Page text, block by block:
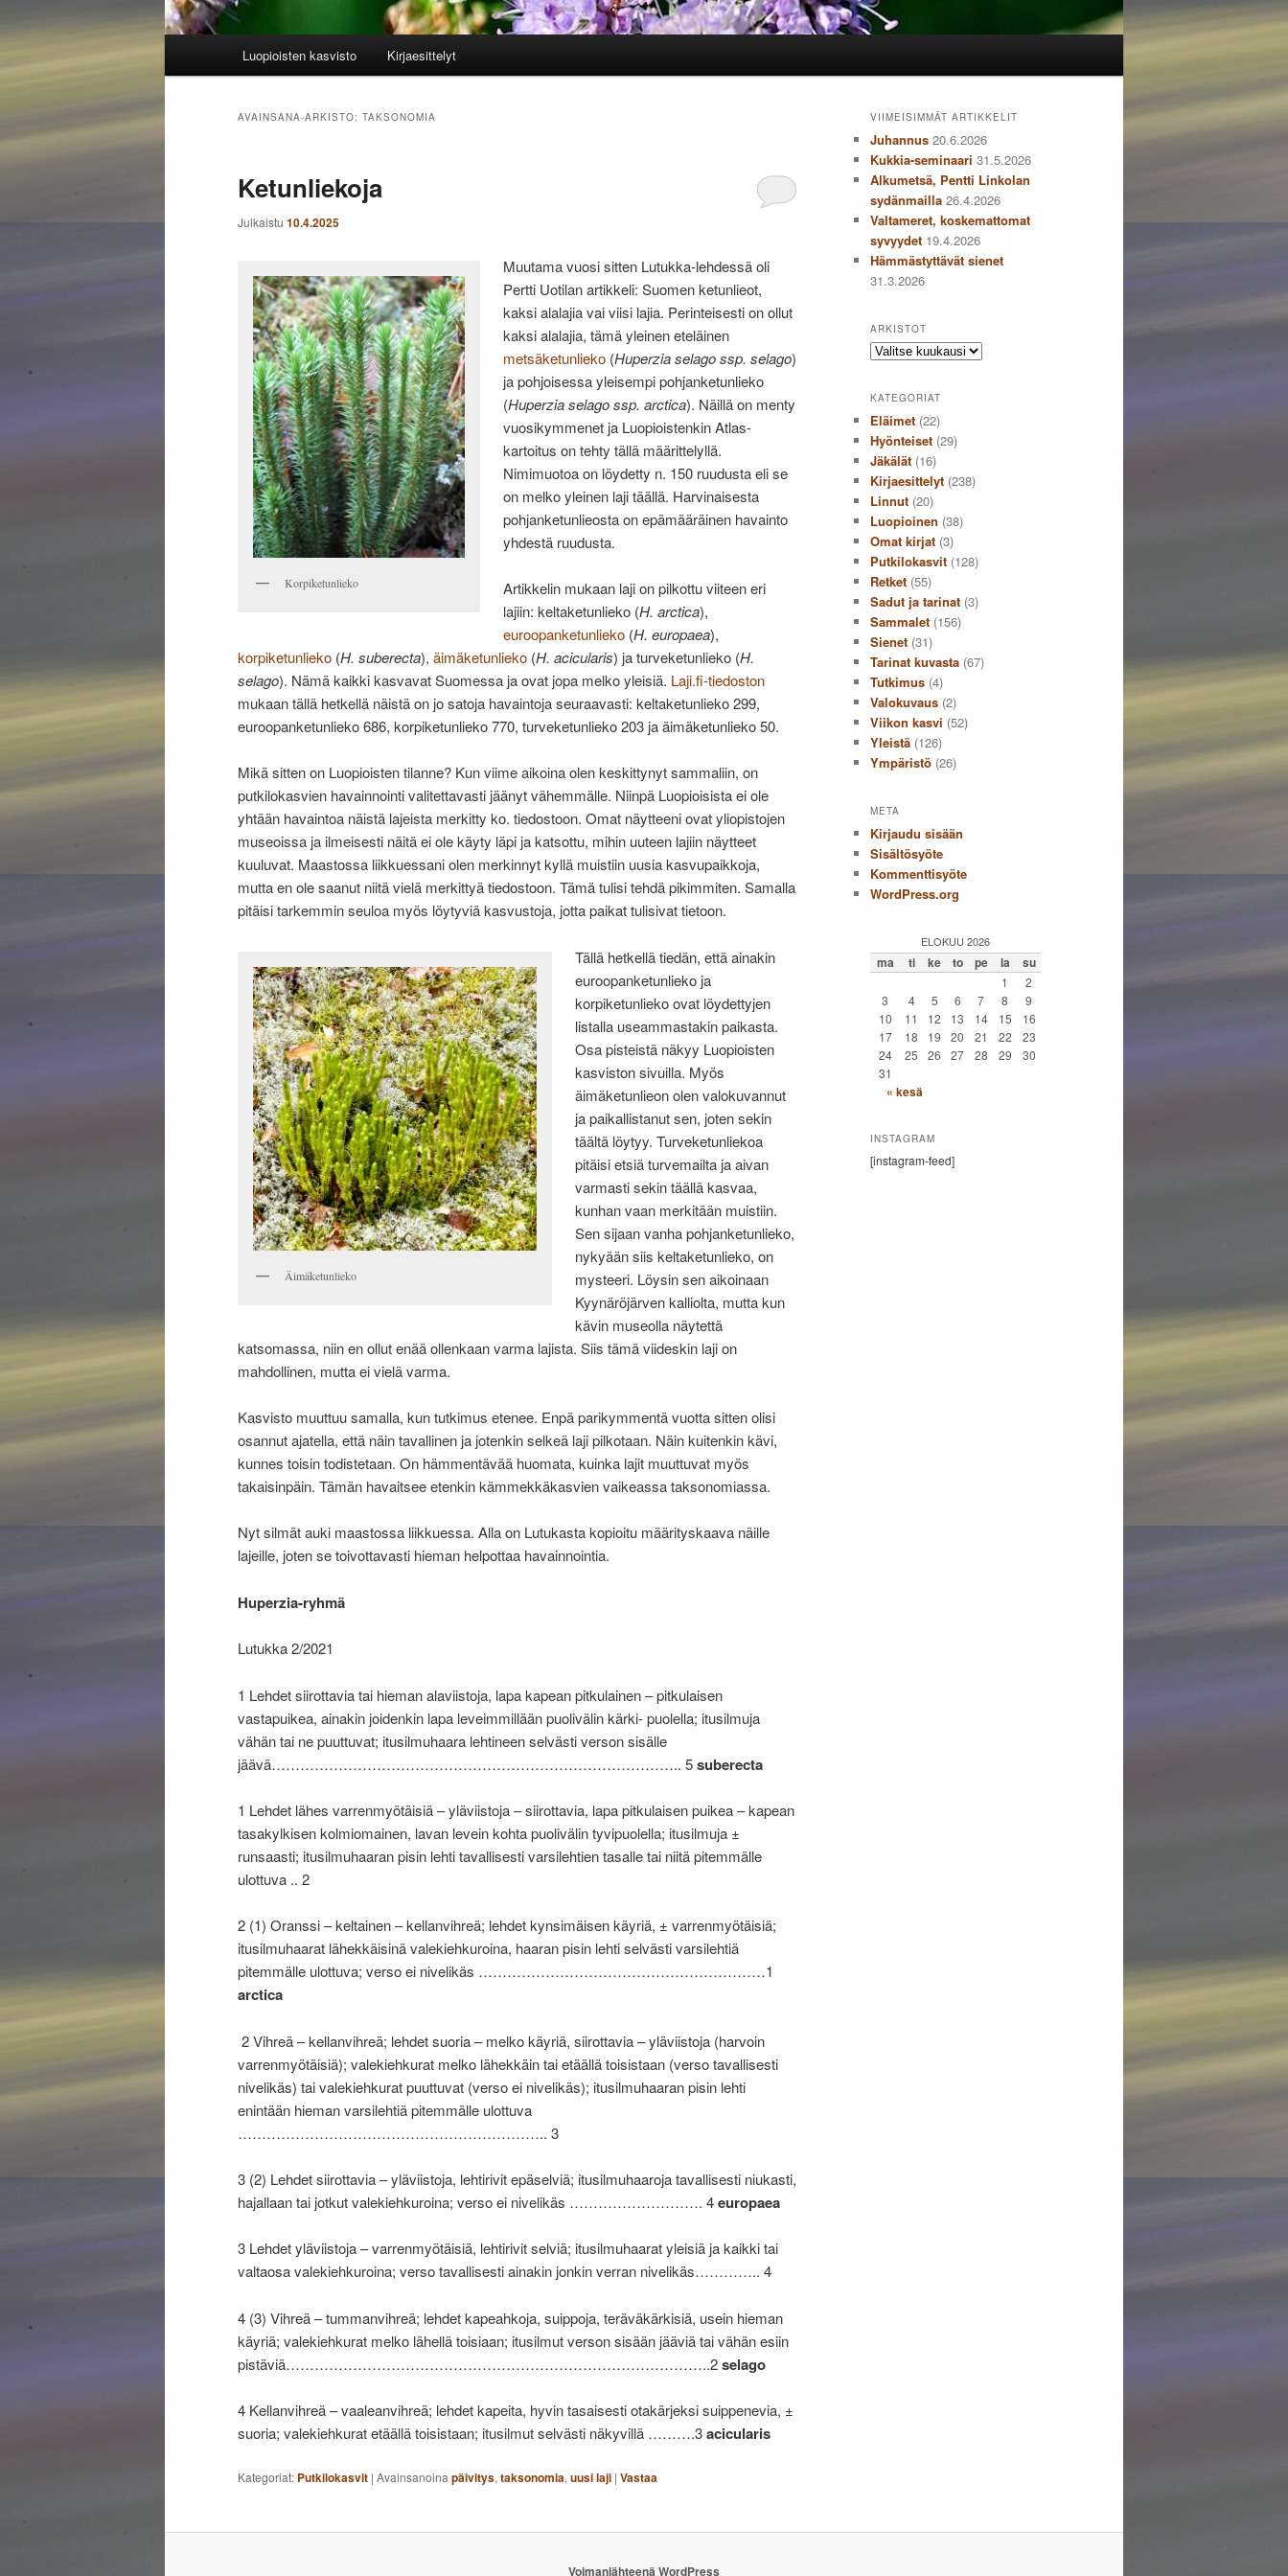
Luopioisten kasvisto Kirjaesittelyt
AVAINSANA-ARKISTO: TAKSONOMIA
Ketunliekoja
Julkaistu 10.4.2025
Korpiketunlieko
Muutama vuosi sitten Lutukka-lehdessä oli
Pertti Uotilan artikkeli: Suomen ketunlieot,
kaksi alalajia vai viisi lajia. Perinteisesti on ollut
kaksi alalajia, tämä yleinen eteläinen
metsäketunlieko (Huperzia selago ssp. selago)
ja pohjoisessa yleisempi pohjanketunlieko
(Huperzia selago ssp. arctica). Näillä on menty
vuosikymmenet ja Luopioistenkin Atlas-
kartoitus on tehty tällä määrittelyllä.
Nimimuotoa on löydetty n. 150 ruudusta eli se
on melko yleinen laji täällä. Harvinaisesta
pohjanketunlieosta on epämääräinen havainto
yhdestä ruudusta.
Artikkelin mukaan laji on pilkottu viiteen eri
lajiin: keltaketunlieko (H. arctica),
euroopanketunlieko (H. europaea),
korpiketunlieko (H. suberecta), äimäketunlieko (H. acicularis) ja turveketunlieko (H.
selago). Nämä kaikki kasvavat Suomessa ja ovat jopa melko yleisiä. Laji.fi-tiedoston
mukaan tällä hetkellä näistä on jo satoja havaintoja seuraavasti: keltaketunlieko 299,
euroopanketunlieko 686, korpiketunlieko 770, turveketunlieko 203 ja äimäketunlieko 50.
Mikä sitten on Luopioisten tilanne? Kun viime aikoina olen keskittynyt sammaliin, on
putkilokasvien havainnointi valitettavasti jäänyt vähemmälle. Niinpä Luopioisista ei ole
yhtään havaintoa näistä lajeista merkitty ko. tiedostoon. Omat näytteeni ovat yliopistojen
museoissa ja ilmeisesti näitä ei ole käyty läpi ja katsottu, mihin uuteen lajiin näytteet
kuuluvat. Maastossa liikkuessani olen merkinnyt kyllä muistiin uusia kasvupaikkoja,
mutta en ole saanut niitä vielä merkittyä tiedostoon. Tämä tulisi tehdä pikimmiten. Samalla
pitäisi tarkemmin seuloa myös löytyviä kasvustoja, jotta paikat tulisivat tietoon.
Äimäketunlieko
Tällä hetkellä tiedän, että ainakin
euroopanketunlieko ja
korpiketunlieko ovat löydettyjen
listalla useammastakin paikasta.
Osa pisteistä näkyy Luopioisten
kasviston sivuilla. Myös
äimäketunlieon olen valokuvannut
ja paikallistanut sen, joten sekin
täältä löytyy. Turveketunliekoa
pitäisi etsiä turvemailta ja aivan
varmasti sekin täällä kasvaa,
kunhan vaan merkitään muistiin.
Sen sijaan vanha pohjanketunlieko,
nykyään siis keltaketunlieko, on
mysteeri. Löysin sen aikoinaan
Kyynäröjärven kalliolta, mutta kun
kävin museolla näytettä
katsomassa, niin en ollut enää ollenkaan varma lajista. Siis tämä viideskin laji on
mahdollinen, mutta ei vielä varma.
Kasvisto muuttuu samalla, kun tutkimus etenee. Enpä parikymmentä vuotta sitten olisi
osannut ajatella, että näin tavallinen ja jotenkin selkeä laji pilkotaan. Näin kuitenkin kävi,
kunnes toisin todistetaan. On hämmentävää huomata, kuinka lajit muuttuvat myös
takaisinpäin. Tämän havaitsee etenkin kämmekkäkasvien vaikeassa taksonomiassa.
Nyt silmät auki maastossa liikkuessa. Alla on Lutukasta kopioitu määrityskaava näille
lajeille, joten se toivottavasti hieman helpottaa havainnointia.
Huperzia-ryhmä
Lutukka 2/2021
1 Lehdet siirottavia tai hieman alaviistoja, lapa kapean pitkulainen – pitkulaisen
vastapuikea, ainakin joidenkin lapa leveimmillään puolivälin kärki- puolella; itusilmuja
vähän tai ne puuttuvat; itusilmuhaara lehtineen selvästi verson sisälle
jäävä………………………………………………………………………….. 5suberecta
1 Lehdet lähes varrenmyötäisiä – yläviistoja – siirottavia, lapa pitkulaisen puikea – kapean
tasakylkisen kolmiomainen, lavan levein kohta puolivälin tyvipuolella; itusilmuja ±
runsaasti; itusilmuhaaran pisin lehti tavallisesti varsilehtien tasalle tai niitä pitemmälle
ulottuva .. 2
2 (1) Oranssi – keltainen – kellanvihreä; lehdet kynsimäisen käyriä, ± varrenmyötäisiä;
itusilmuhaarat lähekkäisinä valekiehkuroina, haaran pisin lehti selvästi varsilehtiä
pitemmälle ulottuva; verso ei nivelikäs ……………………………………………………1
arctica
2 Vihreä – kellanvihreä; lehdet suoria – melko käyriä, siirottavia – yläviistoja (harvoin
varrenmyötäisiä); valekiehkurat melko lähekkäin tai etäällä toisistaan (verso tavallisesti
nivelikäs) tai valekiehkurat puuttuvat (verso ei nivelikäs); itusilmuhaaran pisin lehti
enintään hieman varsilehtiä pitemmälle ulottuva
……………………………………………………….. 3
3 (2) Lehdet siirottavia – yläviistoja, lehtirivit epäselviä; itusilmuhaaroja tavallisesti niukasti,
hajallaan tai jotkut valekiehkuroina; verso ei nivelikäs ………………………. 4europaea
3 Lehdet yläviistoja – varrenmyötäisiä, lehtirivit selviä; itusilmuhaarat yleisiä ja kaikki tai
valtaosa valekiehkuroina; verso tavallisesti ainakin jonkin verran nivelikäs………….. 4
4 (3) Vihreä – tummanvihreä; lehdet kapeahkoja, suippoja, teräväkärkisiä, usein hieman
käyriä; valekiehkurat melko lähellä toisiaan; itusilmut verson sisään jääviä tai vähän esiin
pistäviä……………………………………………………………………………..2selago
4 Kellanvihreä – vaaleanvihreä; lehdet kapeita, hyvin tasaisesti otakärjeksi suippenevia, ±
suoria; valekiehkurat etäällä toisistaan; itusilmut selvästi näkyvillä ……….3acicularis
Kategoriat: Putkilokasvit | Avainsanoina päivitys, taksonomia, uusi laji | Vastaa
VIIMEISIMMÄT ARTIKKELIT
Juhannus 20.6.2026
Kukkia-seminaari 31.5.2026
Alkumetsä, Pentti Linkolan
sydänmailla 26.4.2026
Valtameret, koskemattomat
syvyydet 19.4.2026
Hämmästyttävät sienet
31.3.2026
ARKISTOT
Arkistot
KATEGORIAT
Eläimet (22)
Hyönteiset (29)
Jäkälät (16)
Kirjaesittelyt (238)
Linnut (20)
Luopioinen (38)
Omat kirjat (3)
Putkilokasvit (128)
Retket (55)
Sadut ja tarinat (3)
Sammalet (156)
Sienet (31)
Tarinat kuvasta (67)
Tutkimus (4)
Valokuvaus (2)
Viikon kasvi (52)
Yleistä (126)
Ympäristö (26)
META
Kirjaudu sisään
Sisältösyöte
Kommenttisyöte
WordPress.org
ELOKUU 2026
ma ti ke to pe la su
1
2
3
4 5 6 7 8
9
10
11 12 13 14 15
16
17
18 19 20 21 22
23
24
25 26 27 28 29
30
31
« kesä
INSTAGRAM
[instagram-feed]
Voimanlähteenä WordPress